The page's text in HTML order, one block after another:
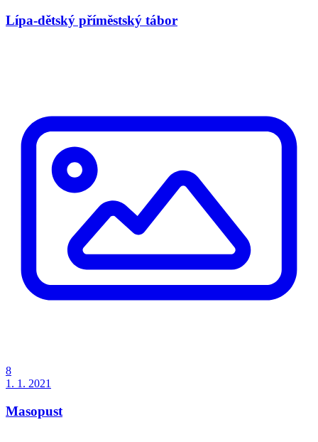
Lípa-dětský příměstský tábor
8
1. 1. 2021
Masopust